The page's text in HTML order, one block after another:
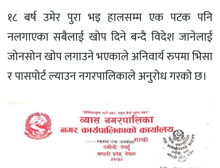
१८ बर्ष उमेर पुरा भइ हालसम्म एक पटक पनि
नलगाएका सबैलाई खोप दिने बन्दै विदेश जानेलाई
जोनसोन खोप लगाउने भएकाले अनिवार्य रुपमा भिसा
र पासपोर्ट ल्याउन नगरपालिकाले अनुरोध गरको छ।